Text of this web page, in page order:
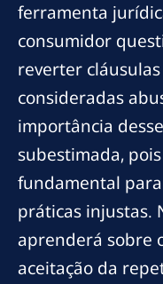
ferramenta
consumidor
reverter
consideradas
importância
subestimada,
fundamental
práticas injustas.
aprenderá sobre
aceitação da